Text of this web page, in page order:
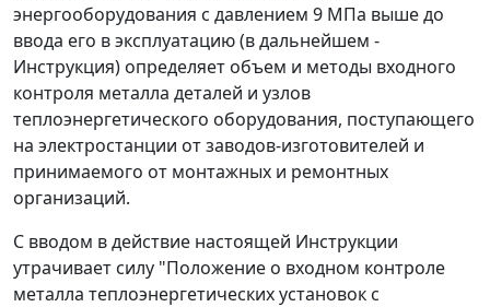
энергооборудования с давлением 9 МПа выше до
ввода его в эксплуатацию (в дальнейшем -
Инструкция) определяет объем и методы входного
контроля металла деталей и узлов
теплоэнергетического оборудования, поступающего
на электростанции от заводов-изготовителей и
принимаемого от монтажных и ремонтных
организаций.
С вводом в действие настоящей Инструкции
утрачивает силу "Положение о входном контроле
металла теплоэнергетических установок с